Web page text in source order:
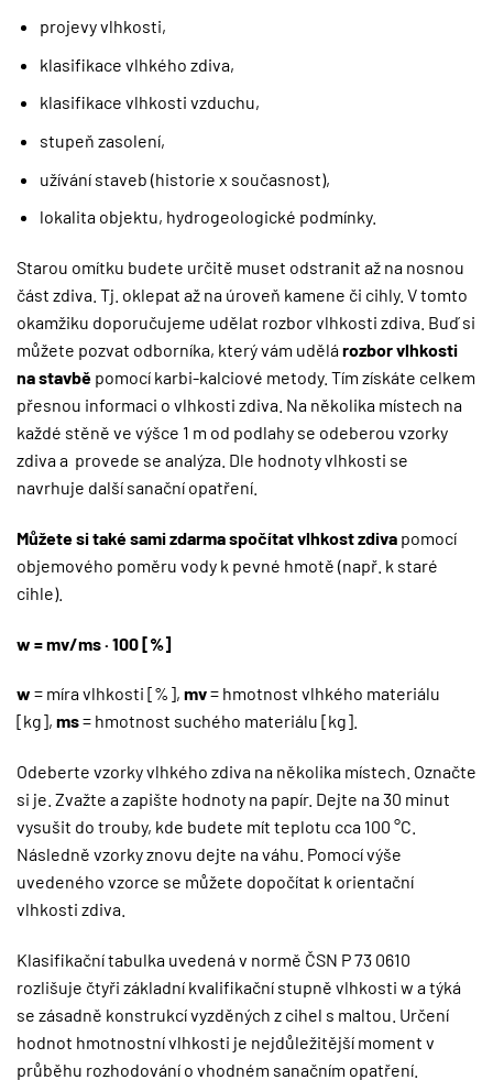
projevy vlhkosti,
klasifikace vlhkého zdiva,
klasifikace vlhkosti vzduchu,
stupeň zasolení,
užívání staveb (historie x současnost),
lokalita objektu, hydrogeologické podmínky.
Starou omítku budete určitě muset odstranit až na nosnou
část zdiva. Tj. oklepat až na úroveň kamene či cihly. V tomto
okamžiku doporučujeme udělat rozbor vlhkosti zdiva. Buď si
můžete pozvat odborníka, který vám udělározbor vlhkosti
na stavbě pomocí karbi-kalciové metody. Tím získáte celkem
přesnou informaci o vlhkosti zdiva. Na několika místech na
každé stěně ve výšce 1 m od podlahy se odeberou vzorky
zdiva a provede se analýza. Dle hodnoty vlhkosti se
navrhuje další sanační opatření.
Můžete si také sami zdarma spočítat vlhkost zdiva pomocí
objemového poměru vody k pevné hmotě (např. k staré
cihle).
w = mv/ms · 100 [%]
w = míra vlhkosti [%], mv= hmotnost vlhkého materiálu
[kg], ms= hmotnost suchého materiálu [kg].
Odeberte vzorky vlhkého zdiva na několika místech. Označte
si je. Zvažte a zapište hodnoty na papír. Dejte na 30 minut
vysušit do trouby, kde budete mít teplotu cca 100 °C.
Následně vzorky znovu dejte na váhu. Pomocí výše
uvedeného vzorce se můžete dopočítat k orientační
vlhkosti zdiva.
Klasifikační tabulka uvedená v normě ČSN P 73 0610
rozlišuje čtyři základní kvalifikační stupně vlhkosti w a týká
se zásadně konstrukcí vyzděných z cihel s maltou. Určení
hodnot hmotnostní vlhkosti je nejdůležitější moment v
průběhu rozhodování o vhodném sanačním opatření.